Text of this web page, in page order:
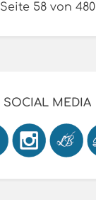
Seite 58 von 480
SOCIAL MEDIA